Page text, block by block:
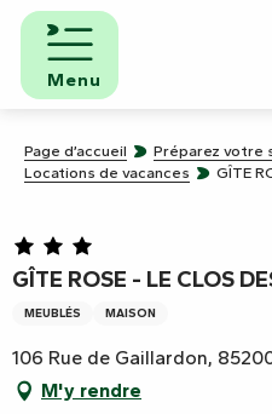
Aller
contenu
principal
Menu
Page d’accueil Préparez votre
Locations de vacances
GÎTE
GÎTE ROSE - LE CLOS
MEUBLÉS MAISON
106 Rue de Gaillardon,
M'y rendre